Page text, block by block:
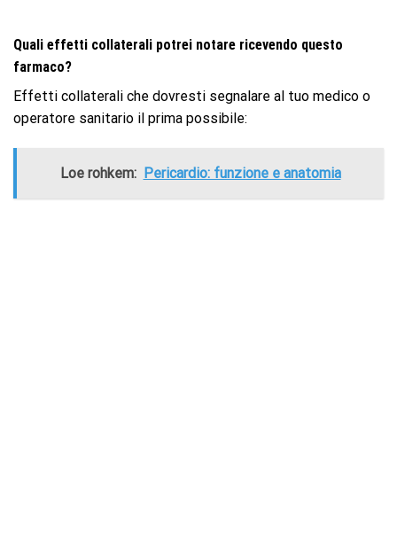
Quali effetti collaterali potrei notare ricevendo questo
farmaco?
Effetti collaterali che dovresti segnalare al tuo medico o
operatore sanitario il prima possibile:
Loe rohkem: Pericardio: funzione e anatomia